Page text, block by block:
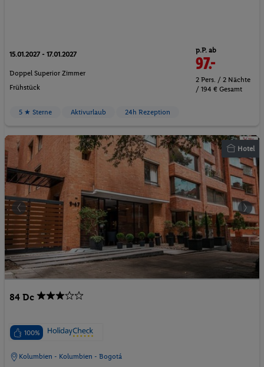
15.01.2027 - 17.01.2027
Doppel Superior Zimmer
Frühstück
p.P. ab
97.-
2 Pers. / 2 Nächte
/ 194 € Gesamt
5 ★ Sterne Aktivurlaub 24h Rezeption
Hotel
84 Dc
100%
Kolumbien - Kolumbien - Bogotá